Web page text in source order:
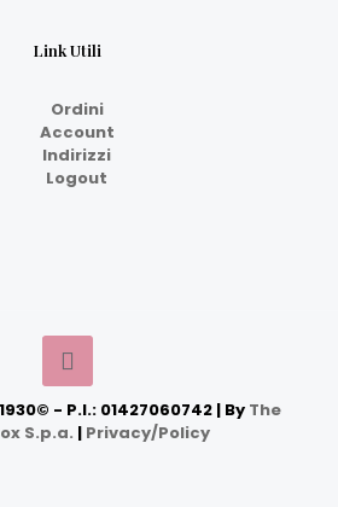
Link Utili
Ordini
Account
Indirizzi
Logout
- P.I.: 01427060742 | By The
S.p.a. | Privacy/Policy